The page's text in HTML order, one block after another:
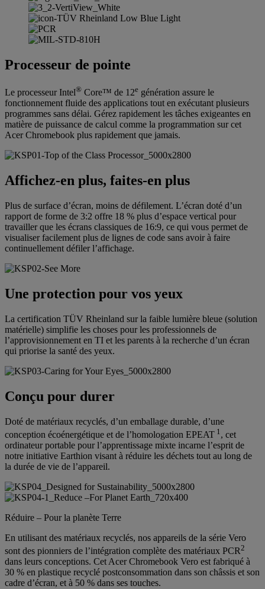
Processeur de pointe
Le processeur Intel® Core™ de 12e génération assure le
fonctionnement fluide des applications tout en exécutant plusieurs
programmes sans délai. Gérez rapidement les tâches exigeantes en
matière de puissance de calcul comme la programmation sur cet
Acer Chromebook plus rapidement que jamais.
Affichez-en plus, faites-en plus
Plus de surface d’écran, moins de défilement. L’écran doté d’un
rapport de forme de 3:2 offre 18 % plus d’espace vertical pour
travailler que les écrans classiques de 16:9, ce qui vous permet de
visualiser facilement plus de lignes de code sans avoir à faire
continuellement défiler l’affichage.
Une protection pour vos yeux
La certification TÜV Rheinland sur la faible lumière bleue (solution
matérielle) simplifie les choses pour les professionnels de
l’approvisionnement en TI et les parents à la recherche d’un écran
qui priorise la santé des yeux.
Conçu pour durer
Doté de matériaux recyclés, d’un emballage durable, d’une
conception écoénergétique et de l’homologation EPEAT 1 , cet
ordinateur portable pour l’apprentissage mixte incarne l’esprit de
notre initiative Earthion visant à réduire les déchets tout au long de
la durée de vie de l’appareil.
Réduire – Pour la planète Terre
En utilisant des matériaux recyclés, nos appareils de la série Vero
sont des pionniers de l’intégration complète des matériaux PCR 2
dans leurs conceptions. Cet Acer Chromebook Vero est fabriqué à
30 % en plastique recyclé postconsommation dans son châssis et son
cadre d’écran, et à 50 % dans ses touches.